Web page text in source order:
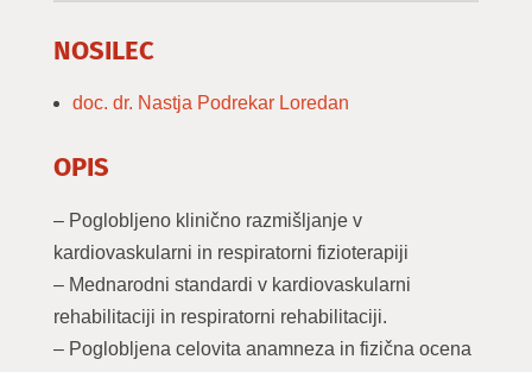
NOSILEC
doc. dr. Nastja Podrekar Loredan
OPIS
– Poglobljeno klinično razmišljanje v
kardiovaskularni in respiratorni fizioterapiji
– Mednarodni standardi v kardiovaskularni
rehabilitaciji in respiratorni rehabilitaciji.
– Poglobljena celovita anamneza in fizična ocena